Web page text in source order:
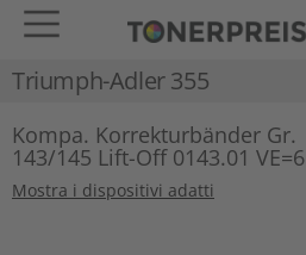
Triumph-Adler 355
Kompa. Korrekturbänder Gr.
143/145 Lift-Off 0143.01 VE=6
Mostra i dispositivi adatti